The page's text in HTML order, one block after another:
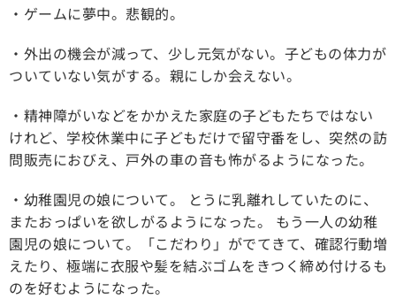
・ゲームに夢中。悲観的。
・外出の機会が減って、少し元気がない。子どもの体力が
ついていない気がする。親にしか会えない。
・精神障がいなどをかかえた家庭の子どもたちではない
けれど、学校休業中に子どもだけで留守番をし、突然の訪
問販売におびえ、戸外の車の音も怖がるようになった。
・幼稚園児の娘について。 とうに乳離れしていたのに、
またおっぱいを欲しがるようになった。 もう一人の幼稚
園児の娘について。「こだわり」がでてきて、確認行動増
えたり、極端に衣服や髪を結ぶゴムをきつく締め付けるも
のを好むようになった。